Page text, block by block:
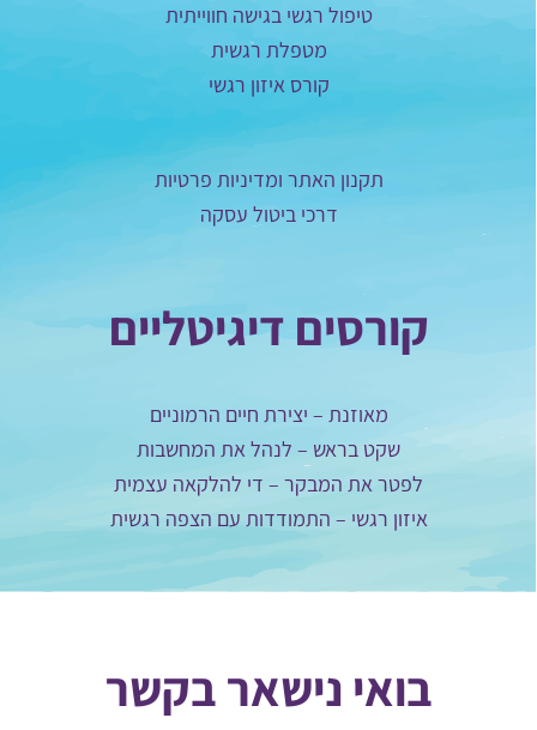
טיפול רגשי בגישה חווייתית
מטפלת רגשית
קורס איזון רגשי
תקנון האתר ומדיניות פרטיות
דרכי ביטול עסקה
קורסים דיגיטליים
מאוזנת – יצירת חיים הרמוניים
שקט בראש – לנהל את המחשבות
לפטר את המבקר – די להלקאה עצמית
איזון רגשי – התמודדות עם הצפה רגשית
בואי נישאר בקשר